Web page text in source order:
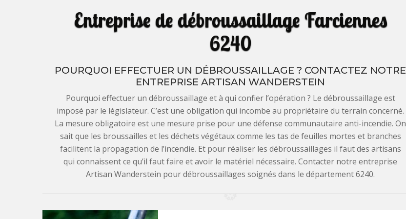
Entreprise de débroussaillage Farciennes
6240
POURQUOI EFFECTUER UN DÉBROUSSAILLAGE ? CONTACTEZ NOTRE
ENTREPRISE ARTISAN WANDERSTEIN
Pourquoi effectuer un débroussaillage et à qui confier l’opération ? Le débroussaillage est
imposé par le législateur. C’est une obligation qui incombe au propriétaire du terrain concerné.
La mesure obligatoire est une mesure prise pour une défense communautaire anti-incendie. On
sait que les broussailles et les déchets végétaux comme les tas de feuilles mortes et branches
facilitent la propagation de l’incendie. Et pour réaliser les débroussaillages il faut des artisans
qui connaissent ce qu’il faut faire et avoir le matériel nécessaire. Contacter notre entreprise
Artisan Wanderstein pour débroussaillages soignés dans le département 6240.